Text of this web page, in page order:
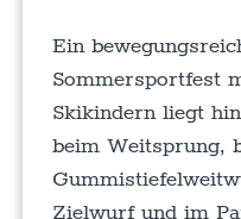
Ein
Sommersportfest
Skikindern liegt
beim Weitsprung,
Zielwurf und im